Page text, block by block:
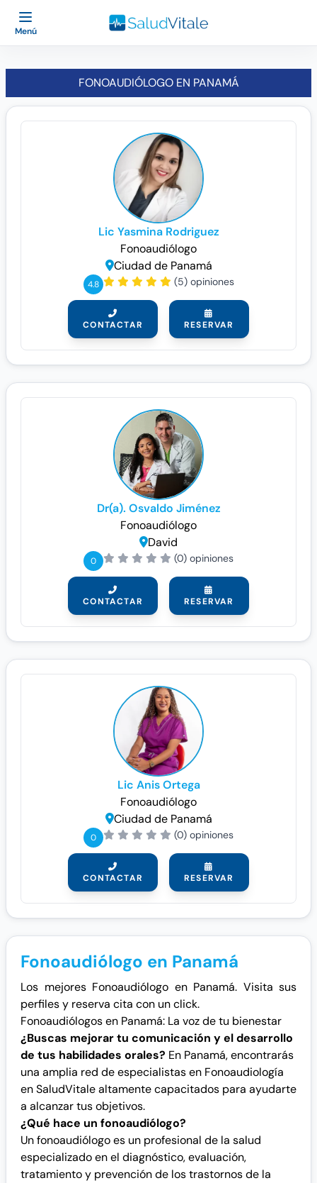
Menú
FONOAUDIÓLOGO EN PANAMÁ
Lic Yasmina Rodriguez
Fonoaudiólogo
Ciudad de Panamá
4.8 (5) opiniones
CONTACTAR RESERVAR
Dr(a). Osvaldo Jiménez
Fonoaudiólogo
David
0 (0) opiniones
CONTACTAR RESERVAR
Lic Anis Ortega
Fonoaudiólogo
Ciudad de Panamá
0 (0) opiniones
CONTACTAR RESERVAR
Fonoaudiólogo en Panamá
Los mejores Fonoaudiólogo en Panamá. Visita sus
perfiles y reserva cita con un click.
Fonoaudiólogos en Panamá: La voz de tu bienestar
¿Buscas mejorar tu comunicación y el desarrollo
de tus habilidades orales? En Panamá, encontrarás
una amplia red de especialistas en Fonoaudiología
en SaludVitale altamente capacitados para ayudarte
a alcanzar tus objetivos.
¿Qué hace un fonoaudiólogo?
Un fonoaudiólogo es un profesional de la salud
especializado en el diagnóstico, evaluación,
tratamiento y prevención de los trastornos de la